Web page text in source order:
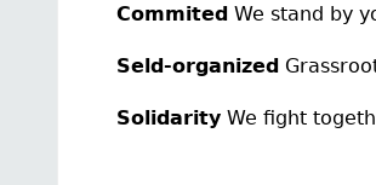
Commited We stand by
Seld-organized
Solidarity We fight